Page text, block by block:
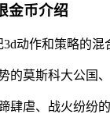
金币介绍
动作和策略的混
的莫斯科大公国
肆虐、战火纷纷的